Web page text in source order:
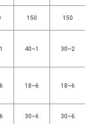
150 150
40~1 30~2
18~6 18~6
30~6 30~6